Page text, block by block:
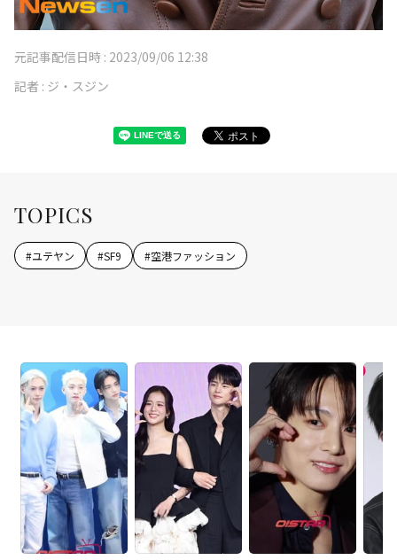
元記事配信日時 : 2023/09/06 12:38
記者 : ジ・スジン
TOPICS
#ユテヤン #SF9 #空港ファッション